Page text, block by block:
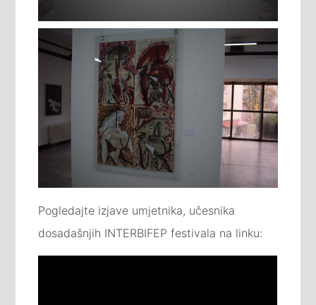
Pogledajte izjave umjetnika, učesnika
dosadašnjih INTERBIFEP festivala na linku: